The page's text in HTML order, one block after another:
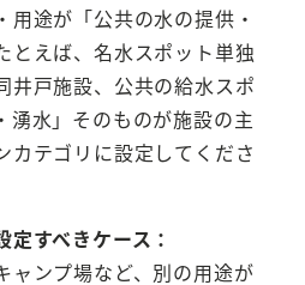
用途が「公共の水の提供・
とえば、名水スポット単独
井戸施設、公共の給水スポ
湧水」そのものが施設の主
カテゴリに設定してくださ
すべきケース：
ャンプ場など、別の用途が